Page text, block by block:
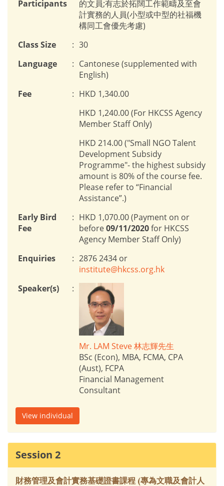
Participants
的文員;有志於拓闊工作範疇及至會
計實務的人員(小型或中型的社福機
構同工會優先考慮)
Class Size
: 30
Language
: Cantonese (supplemented with
English)
Fee
: HKD 1,340.00
HKD 1,240.00 (For HKCSS Agency
Member Staff Only)
HKD 214.00 ("Small NGO Talent
Development Subsidy
Programme"- the highest subsidy
amount is 80% of the course fee.
Please refer to “Financial
Assistance”.)
Early Bird
Fee
: HKD 1,070.00 (Payment on or
before09/11/2020for HKCSS
Agency Member Staff Only)
Enquiries
: 2876 2434 or
institute@hkcss.org.hk
Speaker(s)
:
Mr. LAM Steve 林志輝先生
BSc (Econ), MBA, FCMA, CPA
(Aust), FCPA
Financial Management
Consultant
View individual
Session 2
財務管理及會計實務基礎證書課程 (專為文職及會計人